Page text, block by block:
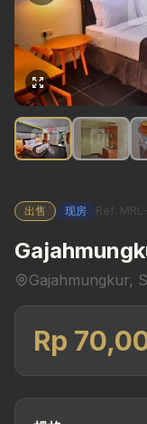
出售 现房 Ref:
Gajahmungkur,
Rp